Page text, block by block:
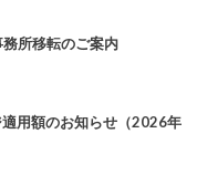
所移転のご案内
用額のお知らせ（2026年